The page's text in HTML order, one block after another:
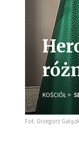
KOŚCIÓŁ
Fot. Grzegorz